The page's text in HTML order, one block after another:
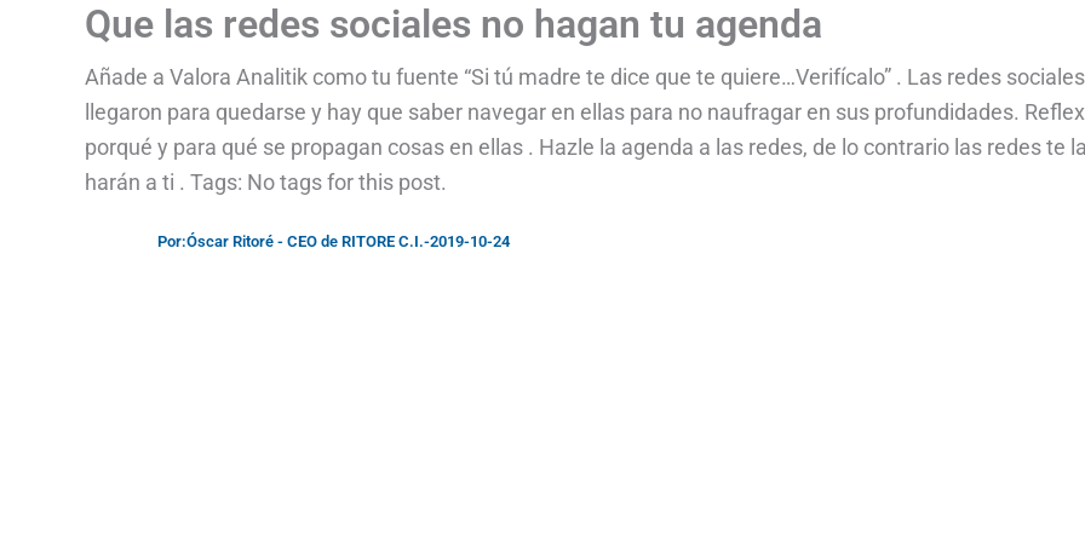
Que las redes sociales no hagan tu agenda
Añade a Valora Analitik como tu fuente “Si tú madre te dice que te quiere…Verifícalo” . Las redes sociales
llegaron para quedarse y hay que saber navegar en ellas para no naufragar en sus profundidades.
porqué y para qué se propagan cosas en ellas . Hazle la agenda a las redes, de lo contrario las redes te
harán a ti . Tags: No tags for this post.
Por:Óscar Ritoré - CEO de RITORE C.I.-2019-10-24